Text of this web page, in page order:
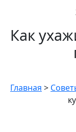
Как
Главная >